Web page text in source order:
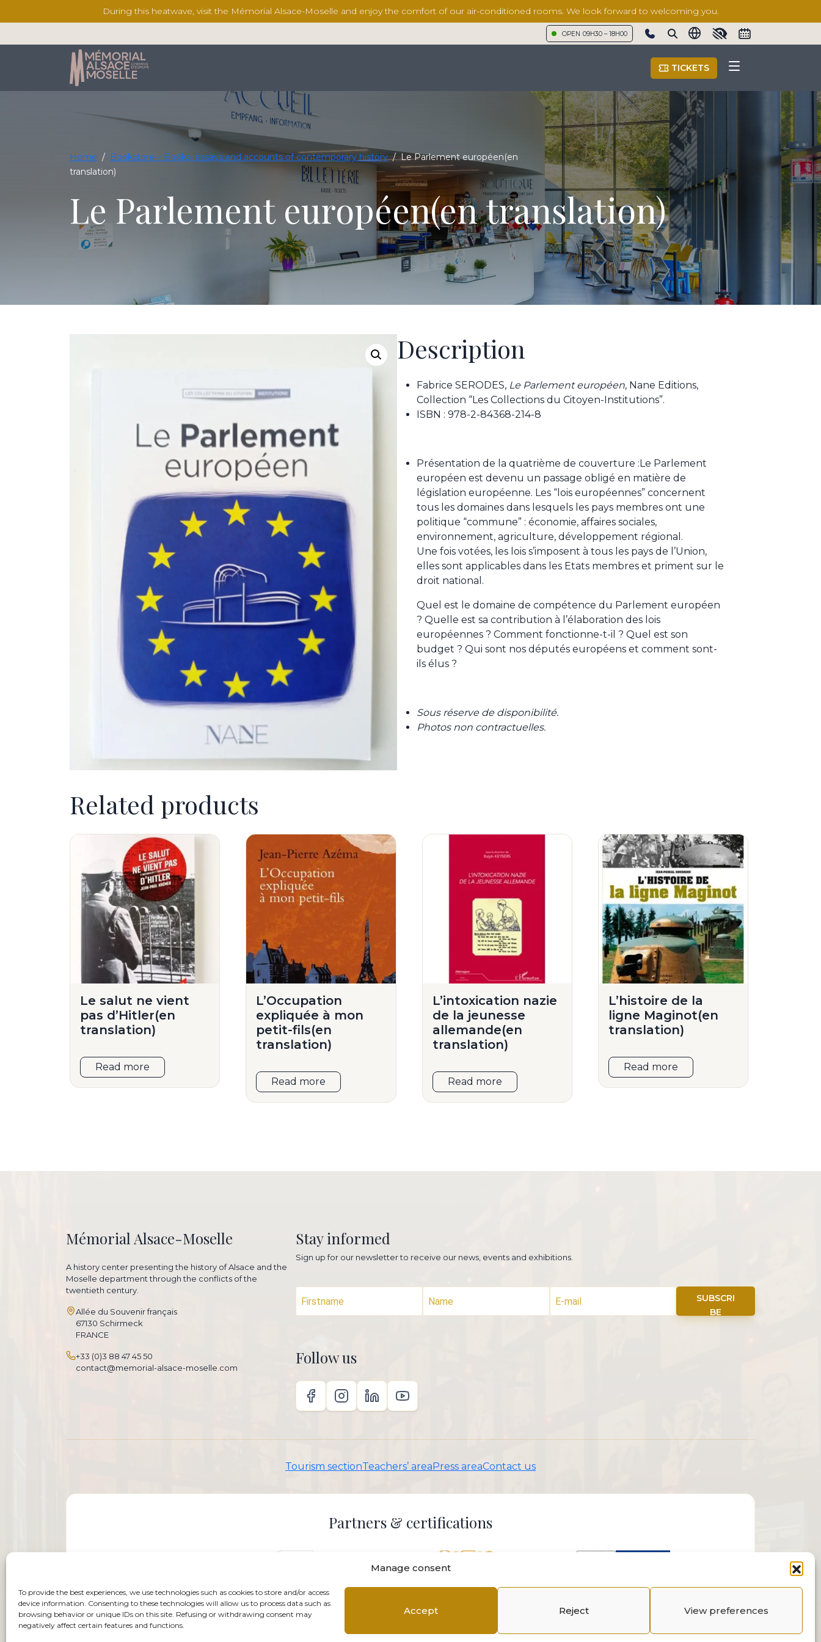
Manage consent
To provide the best experiences, we use technologies such as cookies to store and/or access
device information. Consenting to these technologies will allow us to process data such as
browsing behavior or unique IDs on this site. Refusing or withdrawing consent may
negatively affect certain features and functions.
Accept Reject View preferences
During this heatwave, visit the Mémorial Alsace-Moselle and enjoy the comfort of our air-conditioned rooms. We look forward to welcoming you.
OPEN 09H30 – 18H00
Show phone number
TICKETS
Home / Bookstore – Books, essays and accounts of contemporary history / Le Parlement européen(en
translation)
Le Parlement européen(en translation)
Description
Fabrice SERODES,Le Parlement européen, Nane Editions,
Collection “Les Collections du Citoyen-Institutions”.
ISBN : 978-2-84368-214-8
Présentation de la quatrième de couverture :Le Parlement
européen est devenu un passage obligé en matière de
législation européenne. Les “lois européennes” concernent
tous les domaines dans lesquels les pays membres ont une
politique “commune” : économie, affaires sociales,
environnement, agriculture, développement régional.
Une fois votées, les lois s’imposent à tous les pays de l’Union,
elles sont applicables dans les Etats membres et priment sur le
droit national.
Quel est le domaine de compétence du Parlement européen
? Quelle est sa contribution à l’élaboration des lois
européennes ? Comment fonctionne-t-il ? Quel est son
budget ? Qui sont nos députés européens et comment sont-
ils élus ?
Sous réserve de disponibilité.
Photos non contractuelles.
Related products
Le salut ne vient
pas d’Hitler(en
translation)
Read more
L’Occupation
expliquée à mon
petit-fils(en
translation)
Read more
L’intoxication nazie
de la jeunesse
allemande(en
translation)
Read more
L’histoire de la
ligne Maginot(en
translation)
Read more
Mémorial Alsace-Moselle
A history center presenting the history of Alsace and the
Moselle department through the conflicts of the
twentieth century.
Allée du Souvenir français
67130 Schirmeck
FRANCE
+33 (0)3 88 47 45 50
contact@memorial-alsace-moselle.com
Stay informed
Sign up for our newsletter to receive our news, events and exhibitions.
SUBSCRI
BE
Follow us
Tourism sectionTeachers’ area Press areaContact us
Partners & certifications